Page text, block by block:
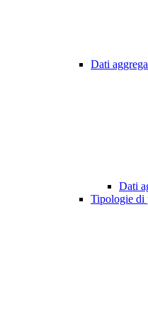
Dati
Dati
Tipologie di